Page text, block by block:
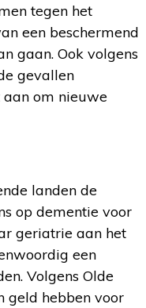
tegen het
een beschermend
gaan. Ook volgens
gevallen
aan om nieuwe
landen de
op dementie voor
geriatrie aan het
een
Volgens Olde
geld hebben voor